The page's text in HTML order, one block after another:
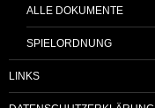
ALLE DOKUMENTE
SPIELORDNUNG
LINKS